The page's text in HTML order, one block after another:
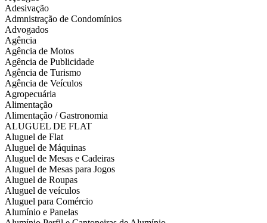
Adesivação
Admnistração de Condomínios
Advogados
Agência
Agência de Motos
Agência de Publicidade
Agência de Turismo
Agência de Veículos
Agropecuária
Alimentação
Alimentação / Gastronomia
ALUGUEL DE FLAT
Aluguel de Flat
Aluguel de Máquinas
Aluguel de Mesas e Cadeiras
Aluguel de Mesas para Jogos
Aluguel de Roupas
Aluguel de veículos
Aluguel para Comércio
Alumínio e Panelas